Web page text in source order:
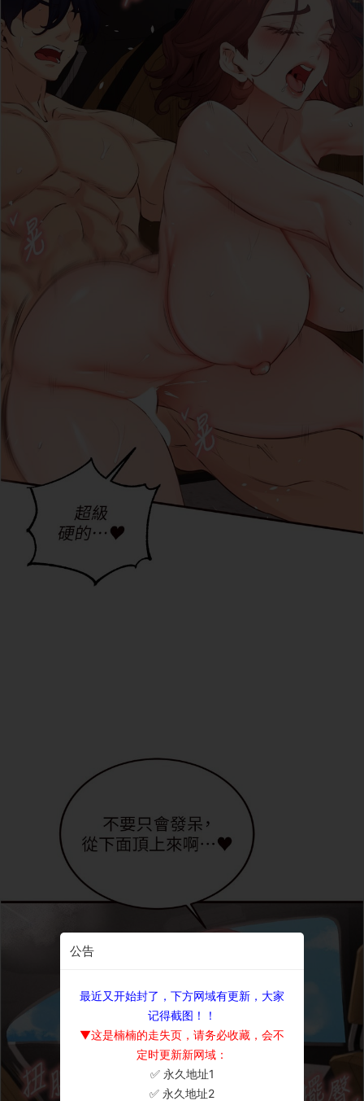
公告
最近又开始封了，下方网域有更新，大家
记得截图！！
▼这是楠楠的走失页，请务必收藏，会不
定时更新新网域：
✅ 永久地址1
✅ 永久地址2